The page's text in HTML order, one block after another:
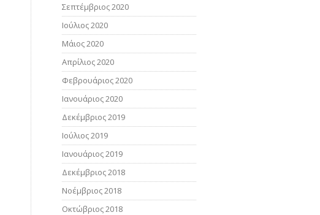
Σεπτέμβριος 2020
Ιούλιος 2020
Μάιος 2020
Απρίλιος 2020
Φεβρουάριος 2020
Ιανουάριος 2020
Δεκέμβριος 2019
Ιούλιος 2019
Ιανουάριος 2019
Δεκέμβριος 2018
Νοέμβριος 2018
Οκτώβριος 2018